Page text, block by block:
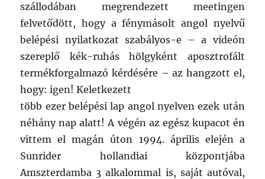
szállodában megrendezett meetingen
felvetődött, hogy a fénymásolt angol nyelvű
belépési nyilatkozat szabályos-e – a videón
szereplő kék-ruhás hölgyként aposztrofált
termékforgalmazó kérdésére – az hangzott el,
hogy: igen! Keletkezett
több ezer belépési lap angol nyelven ezek után
néhány nap alatt! A végén az egész kupacot én
vittem el magán úton 1994. április elején a
Sunrider hollandiai központjába
Amszterdamba 3 alkalommal is, saját autóval,